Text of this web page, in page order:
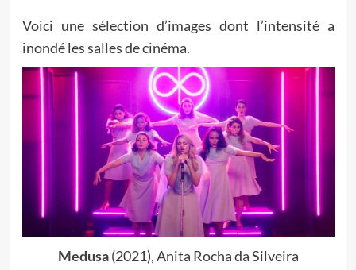
Voici une sélection d’images dont l’intensité a
inondé les salles de cinéma.
Medusa(2021), Anita Rocha da Silveira